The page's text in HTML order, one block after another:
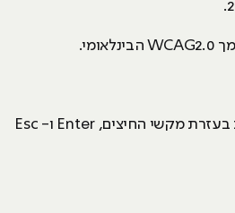
האתר מספק מבנה סמנטי עבור טכנולוגיות מסייעות ותמיכה בדפוס השימוש המקובל להפעלה עם מקלדת בעזרת מקשי החיצים, Enter ו- Esc